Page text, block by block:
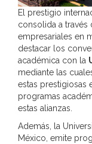
El prestigio
consolida a través
empresariales en
destacar los
académica con la
mediante las
estas prestigiosas
programas
estas alianzas.
Además, la
México, emite